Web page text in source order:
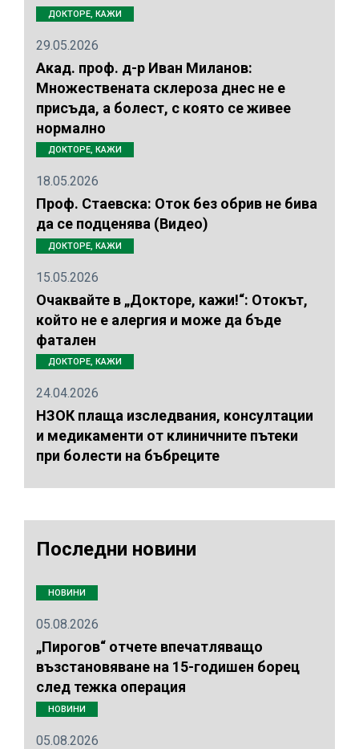
ДОКТОРЕ, КАЖИ
29.05.2026
Акад. проф. д-р Иван Миланов:
Множествената склероза днес не е
присъда, а болест, с която се живее
нормално
ДОКТОРЕ, КАЖИ
18.05.2026
Проф. Стаевска: Оток без обрив не бива
да се подценява (Видео)
ДОКТОРЕ, КАЖИ
15.05.2026
Очаквайте в „Докторе, кажи!“: Отокът,
който не е алергия и може да бъде
фатален
ДОКТОРЕ, КАЖИ
24.04.2026
НЗОК плаща изследвания, консултации
и медикаменти от клиничните пътеки
при болести на бъбреците
Последни новини
НОВИНИ
05.08.2026
„Пирогов“ отчете впечатляващо
възстановяване на 15-годишен борец
след тежка операция
НОВИНИ
05.08.2026